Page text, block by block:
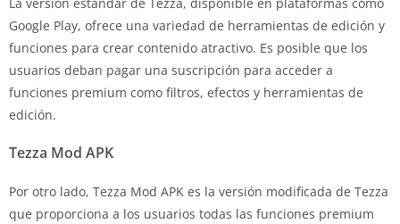
Google Play, ofrece una variedad de herramientas de edición y
funciones para crear contenido atractivo. Es posible que los
usuarios deban pagar una suscripción para acceder a
funciones premium como filtros, efectos y herramientas de
edición.
Tezza Mod APK
Por otro lado, Tezza Mod APK es la versión modificada de Tezza
que proporciona a los usuarios todas las funciones premium